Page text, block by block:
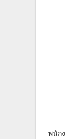
พนัก